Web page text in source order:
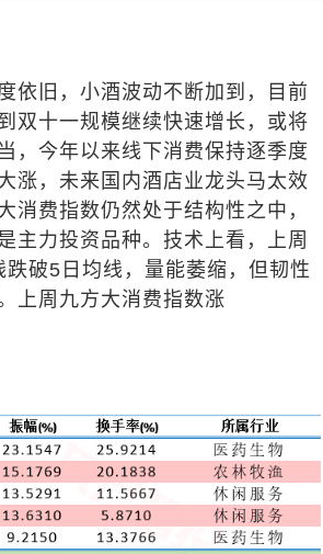
依旧，小酒波动不断加到，目前
双十一规模继续快速增长，或将
，今年以来线下消费保持逐季度
涨，未来国内酒店业龙头马太效
消费指数仍然处于结构性之中，
主力投资品种。技术上看，上周
跌破5 日均线，量能萎缩，但韧性
上周九方大消费指数涨